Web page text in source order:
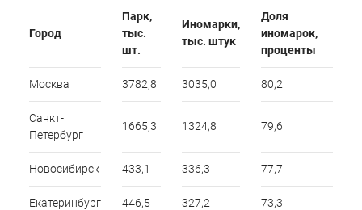
Город
Парк,
тыс.
шт.
Иномарки,
тыс. штук
Доля
иномарок,
проценты
Москва 3782,8 3035,0 80,2
Санкт-
Петербург
1665,3 1324,8 79,6
Новосибирск 433,1 336,3 77,7
Екатеринбург 446,5 327,2 73,3